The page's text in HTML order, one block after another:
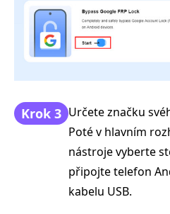
Krok 3 Určete značku
Poté v hlavním
nástroje vyberte
připojte telefon
kabelu USB.